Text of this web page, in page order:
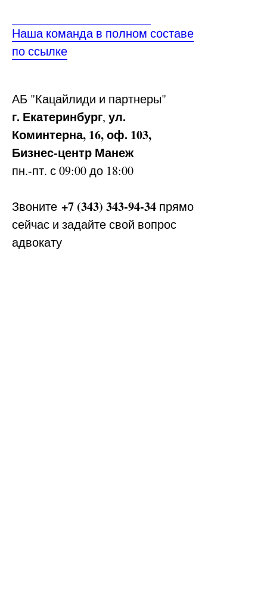
Наша команда в полном составе
по ссылке
АБ "Кацайлиди и партнеры"
г. Екатеринбург, ул.
Коминтерна, 16, оф. 103,
Бизнес-центр Манеж
пн.-пт. с 09:00 до 18:00
Звоните +7 (343) 343-94-34 прямо
сейчас и задайте свой вопрос
адвокату